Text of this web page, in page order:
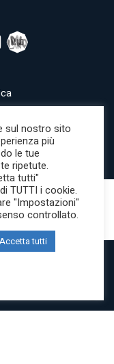
riservati.
sul nostro sito
più
le tue
ripetute.
tutti"
TUTTI i cookie.
"Impostazioni"
controllato.
Accetta tutti